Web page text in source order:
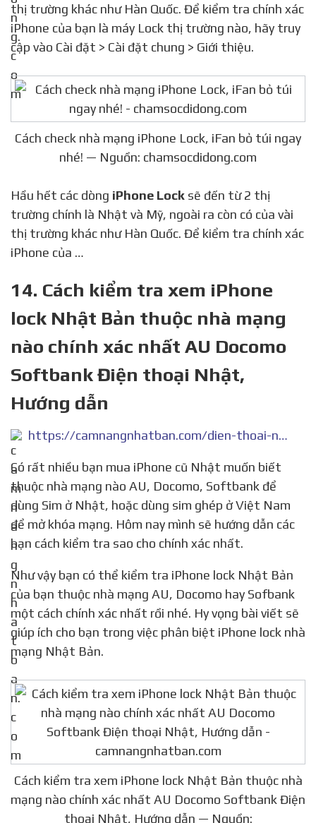
thị trường khác như Hàn Quốc. Để kiểm tra chính xác
iPhone của bạn là máy Lock thị trường nào, hãy truy
cập vào Cài đặt > Cài đặt chung > Giới thiệu.
Cách check nhà mạng iPhone Lock, iFan bỏ túi ngay
nhé! — Nguồn: chamsocdidong.com
Hầu hết các dòng iPhone Lock sẽ đến từ 2 thị
trường chính là Nhật và Mỹ, ngoài ra còn có của vài
thị trường khác như Hàn Quốc. Để kiểm tra chính xác
iPhone của …
14. Cách kiểm tra xem iPhone
lock Nhật Bản thuộc nhà mạng
nào chính xác nhất AU Docomo
Softbank Điện thoại Nhật,
Hướng dẫn
https://camnangnhatban.com/dien-thoai-nhat/cach-kiem-tra-xem-iphone-lock-nhat-ban-thuoc-nha-mang-nao-chinh-xac-nhat-au-docomo-softbank.html
Có rất nhiều bạn mua iPhone cũ Nhật muốn biết
thuộc nhà mạng nào AU, Docomo, Softbank để
dùng Sim ở Nhật, hoặc dùng sim ghép ở Việt Nam
để mở khóa mạng. Hôm nay mình sẽ hướng dẫn các
bạn cách kiểm tra sao cho chính xác nhất.
Như vậy bạn có thể kiểm tra iPhone lock Nhật Bản
của bạn thuộc nhà mạng AU, Docomo hay Sofbank
một cách chính xác nhất rồi nhé. Hy vọng bài viết sẽ
giúp ích cho bạn trong việc phân biệt iPhone lock nhà
mạng Nhật Bản.
Cách kiểm tra xem iPhone lock Nhật Bản thuộc nhà
mạng nào chính xác nhất AU Docomo Softbank Điện
thoại Nhật, Hướng dẫn — Nguồn: